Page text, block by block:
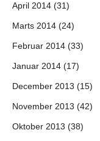
April 2014 (31)
Marts 2014 (24)
Februar 2014 (33)
Januar 2014 (17)
December 2013 (15)
November 2013 (42)
Oktober 2013 (38)